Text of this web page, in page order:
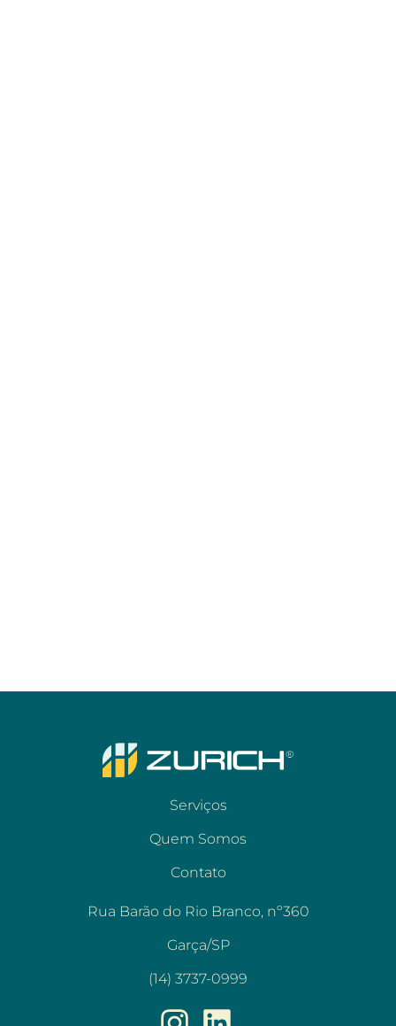
Serviços
Quem Somos
Contato
Rua Barão do Rio Branco, nº360
Garça/SP
(14) 3737-0999